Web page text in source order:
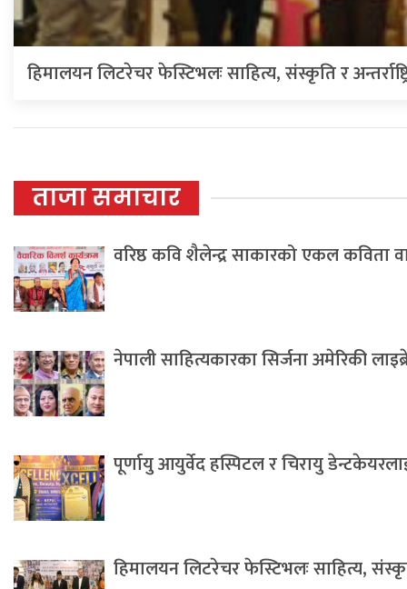
हिमालयन लिटरेचर फेस्टिभलः साहित्य, संस्कृति र
ताजा समाचार
वरिष्ठ कवि शैलेन्द्र साकारको एकल कविता
नेपाली साहित्यकारका सिर्जना अमेरिकी
पूर्णायु आयुर्वेद हस्पिटल र चिरायु
हिमालयन लिटरेचर फेस्टिभलः साहित्य,